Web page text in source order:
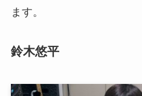
ます。
鈴木悠平